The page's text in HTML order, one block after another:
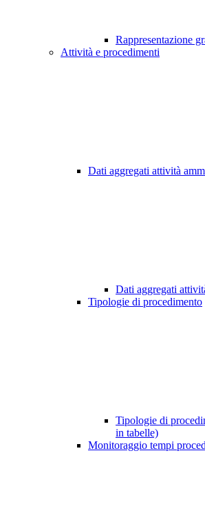
Rappresentazione
Attività e procedimenti
Dati aggregati attività
Dati aggregati
Tipologie di procedimento
Tipologie di
in tabelle)
Monitoraggio tempi